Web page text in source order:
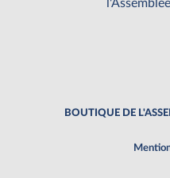
BOUTIQUE DE